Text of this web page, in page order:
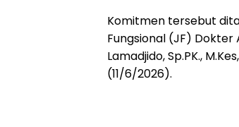
Komitmen tersebut
Fungsional (JF) Dokter
Lamadjido, Sp.PK.,
(11/6/2026).